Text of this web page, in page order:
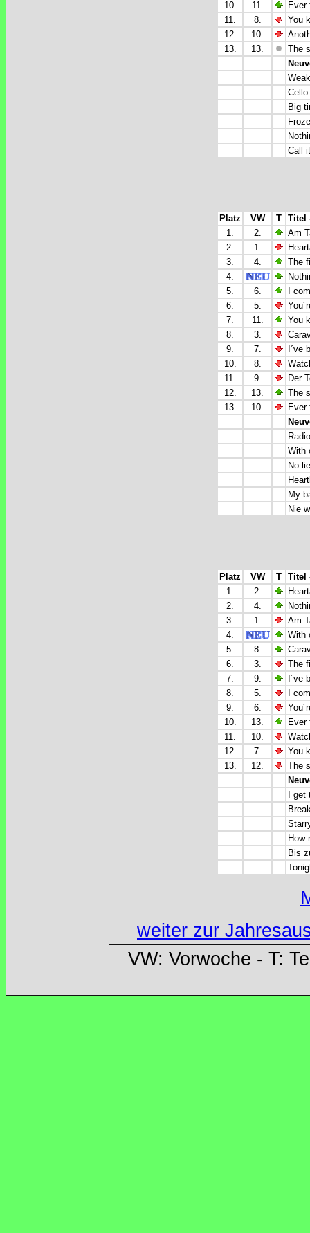
10.
11.
Ever
11.
8.
You
12.
10.
13.
13.
The
Big
Call
Platz VW T Titel
1.
2.
Am
2.
1.
3.
4.
The
4.
5.
6.
I
6.
5.
7.
11.
You
8.
3.
9.
7.
I´ve
10.
8.
11.
9.
Der
12.
13.
The
13.
10.
Ever
With
No
My
Nie
Platz VW T Titel
1.
2.
2.
4.
3.
1.
Am
4.
With
5.
8.
6.
3.
The
7.
9.
I´ve
8.
5.
I
9.
6.
10.
13.
Ever
11.
10.
12.
7.
You
13.
12.
The
I
How
Bis
weiter zur
VW: Vorwoche - T: